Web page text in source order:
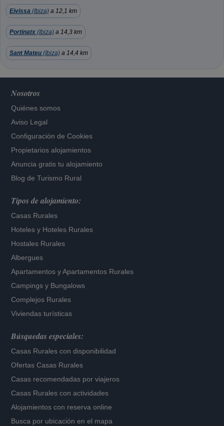
Eivissa (Ibiza) a 12,1 km
Portinatx (Ibiza) a 14,3 km
Sant Mateu (Ibiza) a 14,4 km
Nosotros
Quiénes somos
Aviso Legal
Configuración de Cookies
Propietarios alojamientos
Anuncia gratis tu alojamiento
Blog de Turismo Rural
Tipos de alojamiento:
Casas Rurales
Hoteles y Hoteles Rurales
Hostales Rurales
Albergues
Apartamentos yApartamentos Rurales
Campings y Bungalows
Complejos Rurales
Viviendas turísticas
Búsquedas especiales:
Casas Rurales con disponibilidad
Ofertas Casas Rurales
Casas recomendadas por viajeros
Casas Rurales con actividades
Alojamientos con reserva online
Busca por ubicación en el mapa